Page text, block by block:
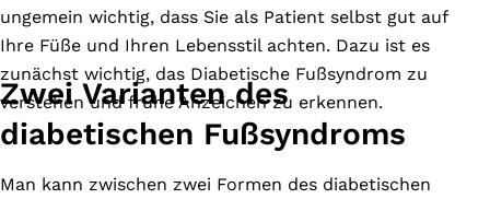
ungemein wichtig, dass Sie als Patient selbst gut auf
Ihre Füße und Ihren Lebensstil achten. Dazu ist es
zunächst wichtig, das Diabetische Fußsyndrom zu
verstehen und frühe Anzeichen zu erkennen.
Zwei Varianten des
diabetischen Fußsyndroms
Man kann zwischen zwei Formen des diabetischen